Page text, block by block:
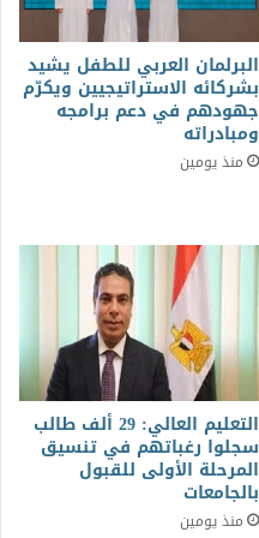
البرلمان العربي للطفل يشيد
بشركائه الاستراتيجيين ويكرّم
جهودهم في دعم برامجه
ومبادراته
منذ يومين
التعليم العالي: 29 ألف طالب
سجلوا رغباتهم في تنسيق
المرحلة الأولى للقبول
بالجامعات
منذ يومين